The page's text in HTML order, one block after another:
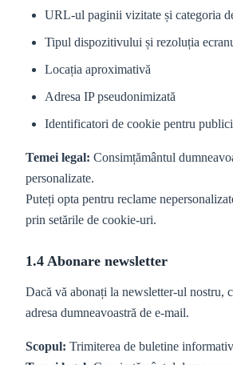
URL-ul paginii vizitate și categoria
Tipul dispozitivului și rezoluția
Locația aproximativă
Adresa IP pseudonimizată
Identificatori de cookie pentru
Temei legal: Consimțământul
personalizate.
Puteți opta pentru reclame
prin setările de cookie-uri.
1.4 Abonare newsletter
Dacă vă abonați la newsletter-ul nostru,
adresa dumneavoastră de e-mail.
Scopul: Trimiterea de buletine